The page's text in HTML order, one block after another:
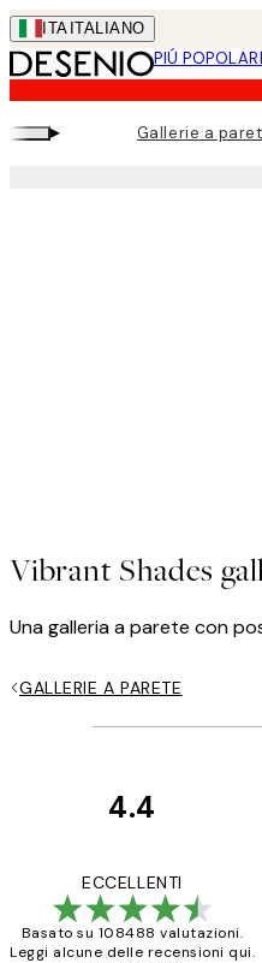
Skip
to
main
content.
ITA ITALIANO
PIÚ
▸ Gallerie a
Vibrant Shades
Una galleria a parete con
GALLERIE A PARETE
4.4
ECCELLENTI
Basato su 108488 valutazioni.
Leggi alcune delle recensioni qui.